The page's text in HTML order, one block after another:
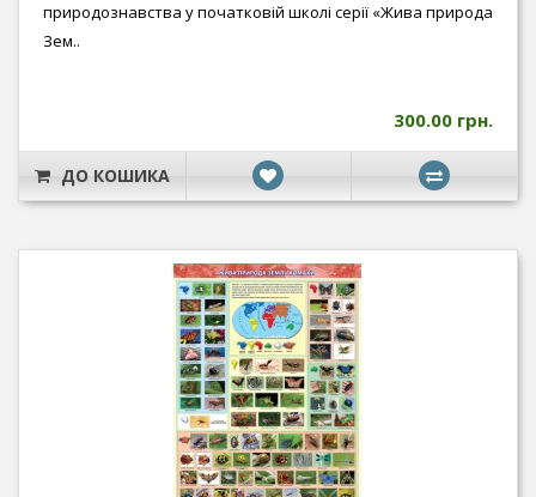
природознавства у початковій школі серії «Жива природа
Зем..
300.00 грн.
ДО КОШИКА